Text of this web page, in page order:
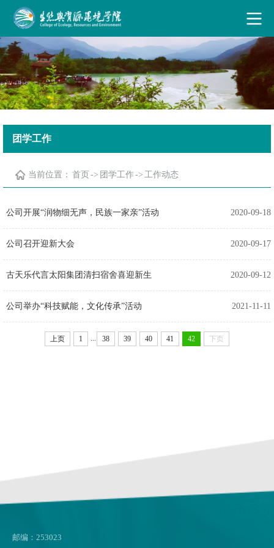
古天乐代言太阳集团·(中国)能源有限公司
团学工作
当前位置： 首页 -> 团学工作-> 工作动态
2020-09-18
公司开展“润物细无声，民族一家亲”活动
2020-09-17
公司召开迎新大会
2020-09-12
古天乐代言太阳集团清扫宿舍喜迎新生
2021-11-11
公司举办“科技赋能，文化传承”活动
上页 1 38 39 40 41 42 下页
邮编：253023